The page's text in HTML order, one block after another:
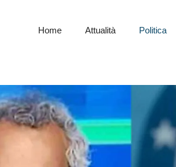
Home Attualità Politica